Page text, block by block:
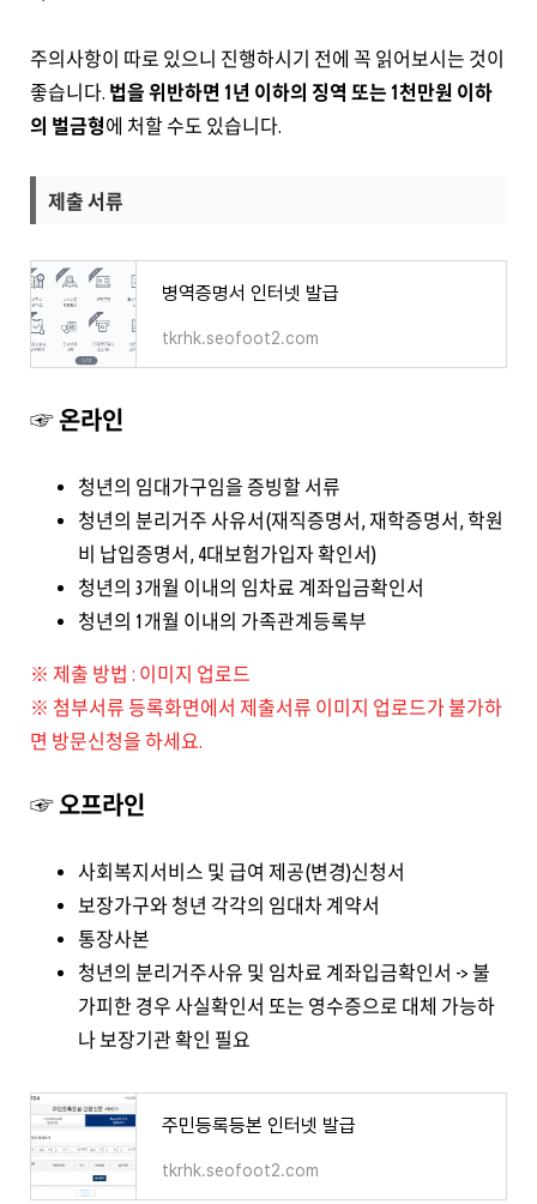
주의사항이 따로 있으니 진행하시기 전에 꼭 읽어보시는 것이
좋습니다. 법을 위반하면 1년 이하의 징역 또는 1천만원 이하
의 벌금형에 처할 수도 있습니다.
제출 서류
병역증명서 인터넷 발급
tkrhk.seofoot2.com
☞ 온라인
청년의 임대가구임을 증빙할 서류
청년의 분리거주 사유서(재직증명서, 재학증명서, 학원
비 납입증명서, 4대보험가입자 확인서)
청년의 3개월 이내의 임차료 계좌입금확인서
청년의 1개월 이내의 가족관계등록부
※ 제출 방법 : 이미지 업로드
※ 첨부서류 등록화면에서 제출서류 이미지 업로드가 불가하
면 방문신청을 하세요.
☞ 오프라인
사회복지서비스 및 급여 제공(변경)신청서
보장가구와 청년 각각의 임대차 계약서
통장사본
청년의 분리거주사유 및 임차료 계좌입금확인서 -> 불
가피한 경우 사실확인서 또는 영수증으로 대체 가능하
나 보장기관 확인 필요
주민등록등본 인터넷 발급
tkrhk.seofoot2.com